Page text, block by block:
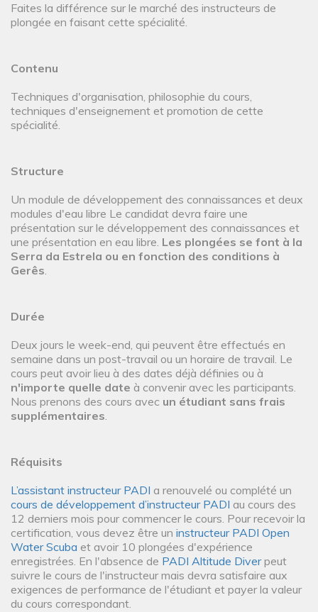
Faites la différence sur le marché des instructeurs de
plongée en faisant cette spécialité.
Contenu
Techniques d'organisation, philosophie du cours,
techniques d'enseignement et promotion de cette
spécialité.
Structure
Un module de développement des connaissances et deux
modules d'eau libre Le candidat devra faire une
présentation sur le développement des connaissances et
une présentation en eau libre. Les plongées se font à la
Serra da Estrela ou en fonction des conditions à
Gerês.
Durée
Deux jours le week-end, qui peuvent être effectués en
semaine dans un post-travail ou un horaire de travail. Le
cours peut avoir lieu à des dates déjà définies ou à
n'importe quelle date à convenir avec les participants.
Nous prenons des cours avec un étudiant sans frais
supplémentaires.
Réquisits
L’assistant instructeur PADI a renouvelé ou complété un
cours de développement d’instructeur PADI au cours des
12 derniers mois pour commencer le cours. Pour recevoir la
certification, vous devez être un instructeur PADI Open
Water Scuba et avoir 10 plongées d'expérience
enregistrées. En l'absence de PADI Altitude Diverpeut
suivre le cours de l'instructeur mais devra satisfaire aux
exigences de performance de l'étudiant et payer la valeur
du cours correspondant.